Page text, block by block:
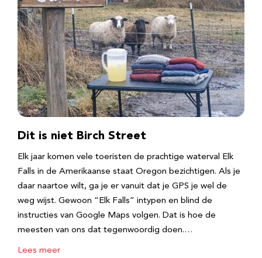
Dit is niet Birch Street
Elk jaar komen vele toeristen de prachtige waterval Elk
Falls in de Amerikaanse staat Oregon bezichtigen. Als je
daar naartoe wilt, ga je er vanuit dat je GPS je wel de
weg wijst. Gewoon “Elk Falls” intypen en blind de
instructies van Google Maps volgen. Dat is hoe de
meesten van ons dat tegenwoordig doen.…
Lees meer